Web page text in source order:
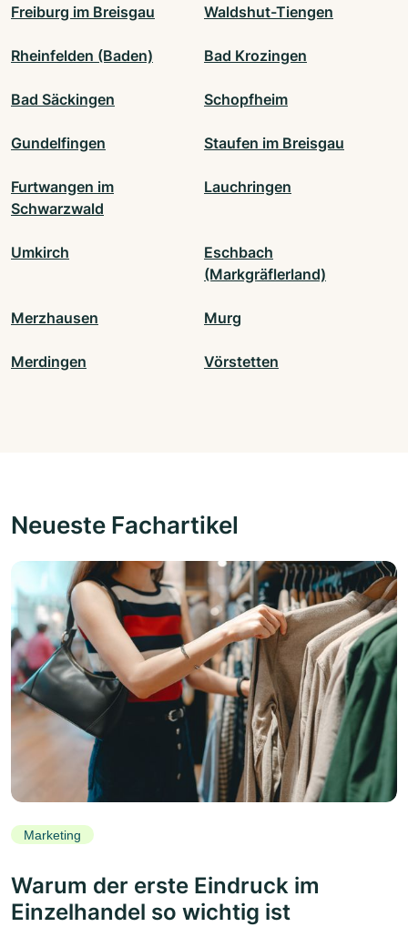
Freiburg im Breisgau Waldshut-Tiengen
Rheinfelden (Baden) Bad Krozingen
Bad Säckingen Schopfheim
Gundelfingen Staufen im Breisgau
Furtwangen im
Schwarzwald
Lauchringen
Umkirch
Eschbach
(Markgräflerland)
Merzhausen Murg
Merdingen Vörstetten
Neueste Fachartikel
Marketing
Warum der erste Eindruck im
Einzelhandel so wichtig ist